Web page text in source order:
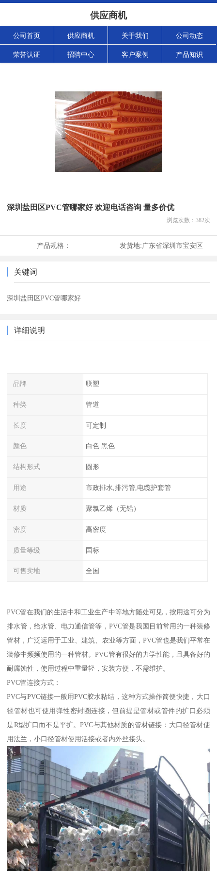
供应商机
公司首页 供应商机 关于我们 公司动态
荣誉认证 招聘中心 客户案例 产品知识
深圳盐田区PVC管哪家好 欢迎电话咨询 量多价优
浏览次数： 382次
产品规格： 发货地:广东省深圳市宝安区
关键词
深圳盐田区PVC管哪家好
详细说明
品牌 联塑
种类 管道
长度 可定制
颜色 白色 黑色
结构形式 圆形
用途 市政排水,排污管,电缆护套管
材质 聚氯乙烯（无铅）
密度 高密度
质量等级 国标
可售卖地 全国
PVC管在我们的生活中和工业生产中等地方随处可见，按用途可分为
排水管，给水管、电力通信管等，PVC管是我国目前常用的一种装修
管材，广泛运用于工业、建筑、农业等方面，PVC管也是我们平常在
装修中频频使用的一种管材。PVC管有很好的力学性能，且具备好的
耐腐蚀性，使用过程中重量轻，安装方便，不需维护。
PVC管连接方式：
PVC与PVC链接一般用PVC胶水粘结，这种方式操作简便快捷，大口
径管材也可使用弹性密封圈连接，但前提是管材或管件的扩口必须
是R型扩口而不是平扩。PVC与其他材质的管材链接：大口径管材使
用法兰，小口径管材使用活接或者内外丝接头。